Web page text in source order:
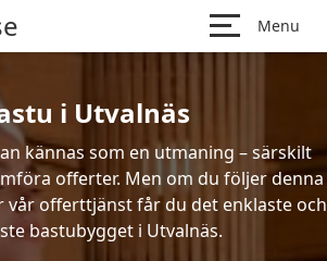
Menu
i Utvalnäs
kännas som en utmaning – särskilt
offerter. Men om du följer denna
vår offerttjänst får du det enklaste och
bastubygget i Utvalnäs.